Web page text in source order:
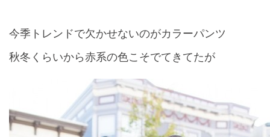
今季トレンドで欠かせないのがカラーパンツ
秋冬くらいから赤系の色こそでてきてたが